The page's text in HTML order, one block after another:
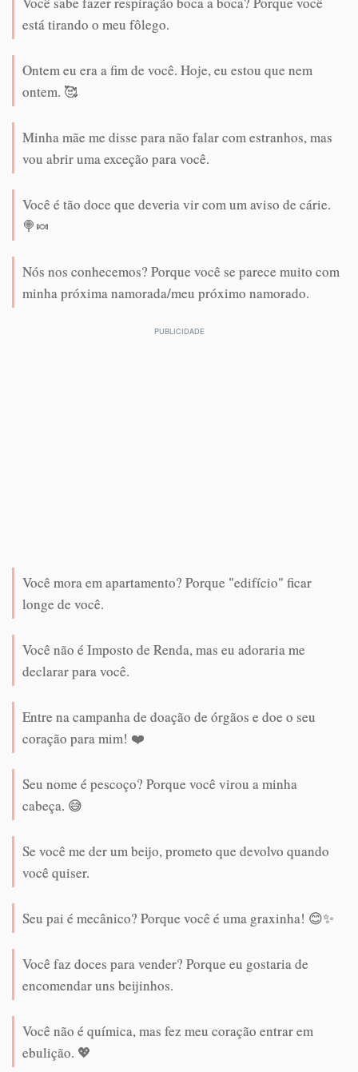
está tirando o meu fôlego.
Ontem eu era a fim de você. Hoje, eu estou que nem
ontem. 🥰
Minha mãe me disse para não falar com estranhos, mas
vou abrir uma exceção para você.
Você é tão doce que deveria vir com um aviso de cárie.
🍭🍬
Nós nos conhecemos? Porque você se parece muito com
minha próxima namorada/meu próximo namorado.
Você mora em apartamento? Porque "edifício" ficar
longe de você.
Você não é Imposto de Renda, mas eu adoraria me
declarar para você.
Entre na campanha de doação de órgãos e doe o seu
coração para mim! ❤️
Seu nome é pescoço? Porque você virou a minha
cabeça. 😅
Se você me der um beijo, prometo que devolvo quando
você quiser.
Seu pai é mecânico? Porque você é uma graxinha! 😊✨
Você faz doces para vender? Porque eu gostaria de
encomendar uns beijinhos.
Você não é química, mas fez meu coração entrar em
ebulição. 💖